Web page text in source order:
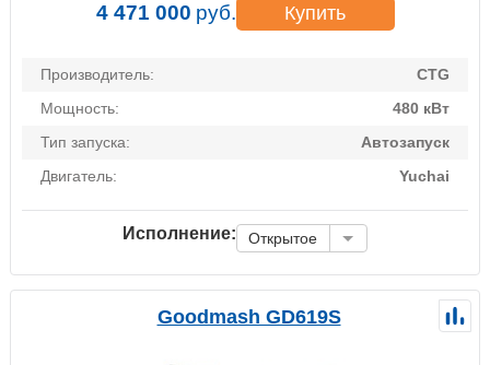
4 471 000 руб. Купить
Производитель:
CTG
Мощность:
480 кВт
Тип запуска:
Автозапуск
Двигатель:
Yuchai
Исполнение: Открытое
Goodmash GD619S